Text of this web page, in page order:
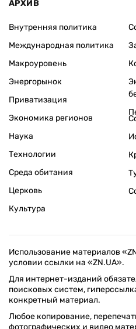
АРХИВ
Внутренняя политика
Международная политика
Макроуровень
Энергорынок
Приватизация
Экономика регионов
Наука
Технологии
Среда обитания
Церковь
Культура
Использование материалов
условии ссылки на «ZN.UA».
Для интернет-изданий
поисковых систем,
конкретный материал.
Любое копирование,